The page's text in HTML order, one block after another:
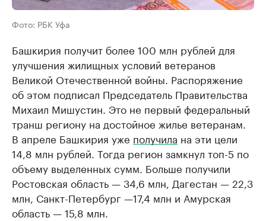
Фото: РБК Уфа
Башкирия получит более 100 млн рублей для
улучшения жилищных условий ветеранов
Великой Отечественной войны. Распоряжение
об этом подписал Председатель Правительства
Михаил Мишустин. Это не первый федеральный
транш региону на достойное жилье ветеранам.
В апреле Башкирия уже получила на эти цели
14,8 млн рублей. Тогда регион замкнул топ-5 по
объему выделенных сумм. Больше получили
Ростовская область — 34,6 млн, Дагестан — 22,3
млн, Санкт-Петербург —17,4 млн и Амурская
область — 15,8 млн.